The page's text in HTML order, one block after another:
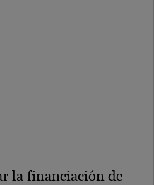
la financiación de